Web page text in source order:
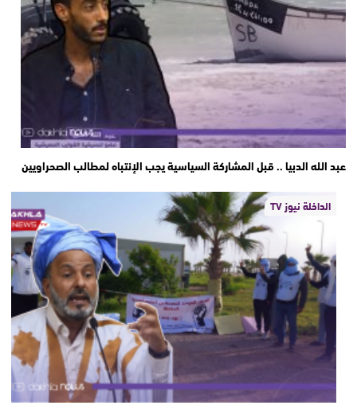
عبد الله الدبيا .. قبل المشاركة السياسية يجب الإنتباه لمطالب الصحراويين
الداخلة نيوز TV